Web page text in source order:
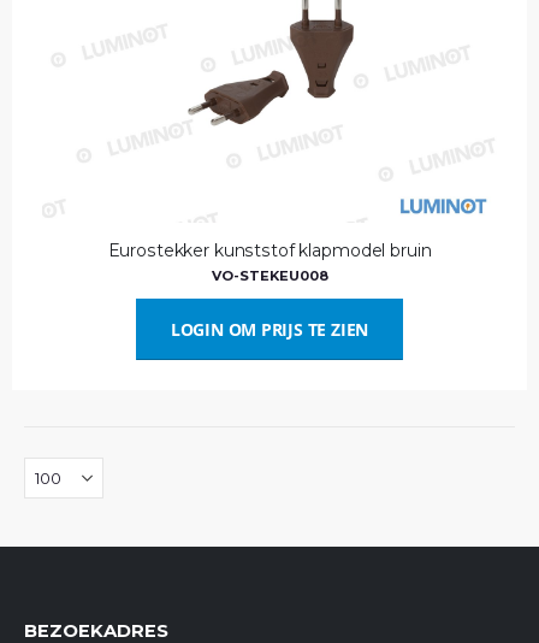
Eurostekker kunststof klapmodel bruin
VO-STEKEU008
LOGIN OM PRIJS TE ZIEN
BEZOEKADRES